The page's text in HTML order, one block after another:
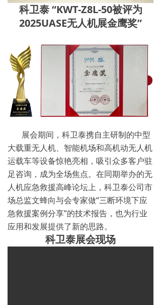
声光吊舱
图传
无线快网系列
넸 高清移动视频发射机系列
高清移动视频接收机系列
넸 系统集成系列
行业应用
넸 警用安防
넸 工业应用
应急救援
科卫泰 “KWT-Z8L-50被评为
2025UASE无人机展金鹰奖”
展会期间，科卫泰携自主研制的中型
大载重无人机、智能机场和高机动无人机
运载车等设备惊艳亮相，吸引众多客户驻
足咨询，成为全场焦点。在同期举办的无
人机应急救援高峰论坛上，科卫泰公司市
场总监文蜂向与会专家做“三断环境下应
急救援案例分享”的技术报告，也为行业
应用和发展提供了新的思路。
科卫泰展会现场